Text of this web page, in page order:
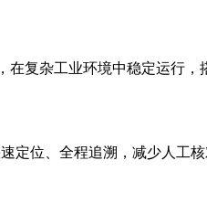
复杂工业环境中稳定运行，
定位、全程追溯，减少人工